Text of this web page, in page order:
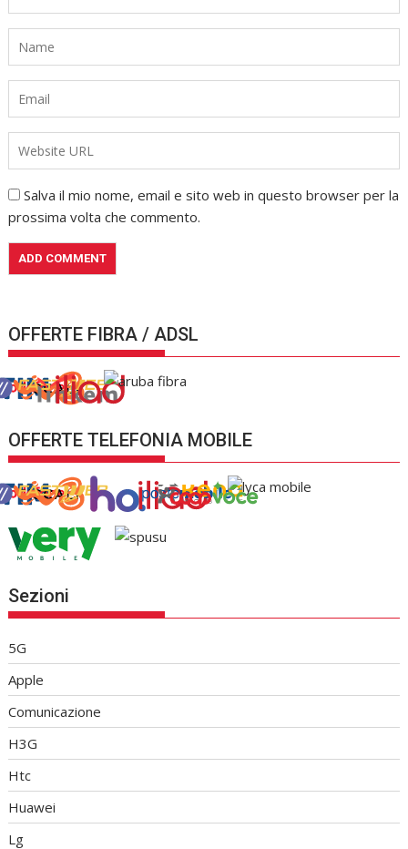
Salva il mio nome, email e sito web in questo browser per la
prossima volta che commento.
OFFERTE FIBRA / ADSL
OFFERTE TELEFONIA MOBILE
Sezioni
5G
Apple
Comunicazione
H3G
Htc
Huawei
Lg